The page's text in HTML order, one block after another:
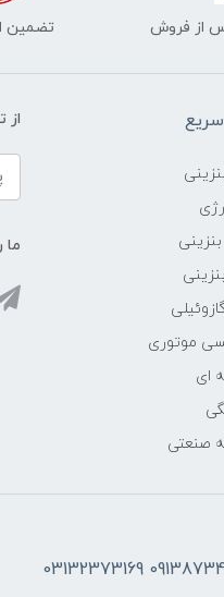
از فروش تضمین
موتوری
ای
صنعتی
از
ما